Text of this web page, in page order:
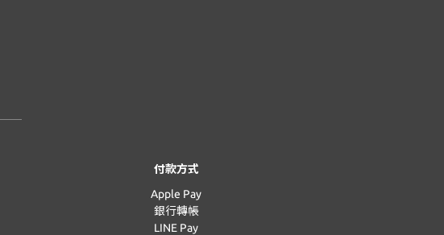
付款方式
Apple Pay
銀行轉帳
LINE Pay